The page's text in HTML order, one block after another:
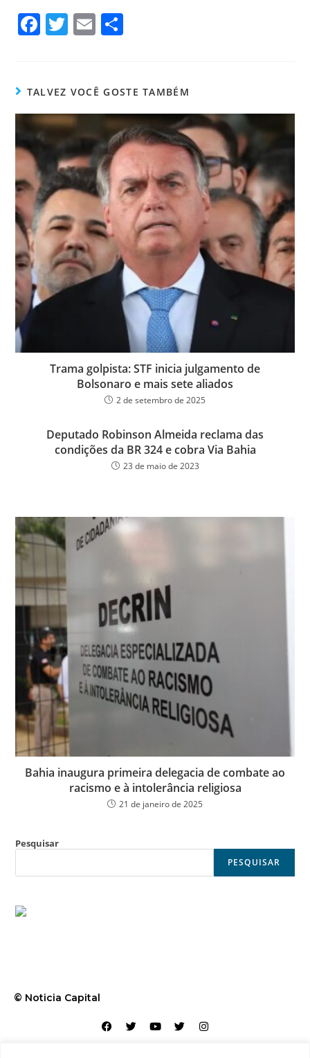
Fa
ok
T
er
E
TALVEZ VOCÊ GOSTE TAMBÉM
Trama golpista: STF inicia julgamento de
Bolsonaro e mais sete aliados
2 de setembro de 2025
Deputado Robinson Almeida reclama das
condições da BR 324 e cobra Via Bahia
23 de maio de 2023
Bahia inaugura primeira delegacia de combate ao
racismo e à intolerância religiosa
21 de janeiro de 2025
Pesquisar
PESQUISAR
© Noticia Capital